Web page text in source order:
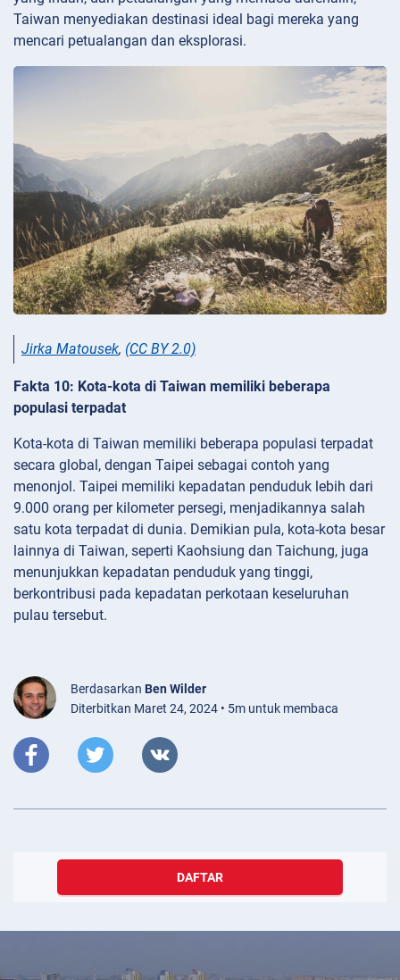
Taiwan menyediakan destinasi ideal bagi mereka yang
mencari petualangan dan eksplorasi.
Jirka Matousek, (CC BY 2.0)
Fakta 10: Kota-kota di Taiwan memiliki beberapa
populasi terpadat
Kota-kota di Taiwan memiliki beberapa populasi terpadat
secara global, dengan Taipei sebagai contoh yang
menonjol. Taipei memiliki kepadatan penduduk lebih dari
9.000 orang per kilometer persegi, menjadikannya salah
satu kota terpadat di dunia. Demikian pula, kota-kota besar
lainnya di Taiwan, seperti Kaohsiung dan Taichung, juga
menunjukkan kepadatan penduduk yang tinggi,
berkontribusi pada kepadatan perkotaan keseluruhan
pulau tersebut.
Berdasarkan Ben Wilder
Diterbitkan Maret 24, 2024 • 5m untuk membaca
DAFTAR